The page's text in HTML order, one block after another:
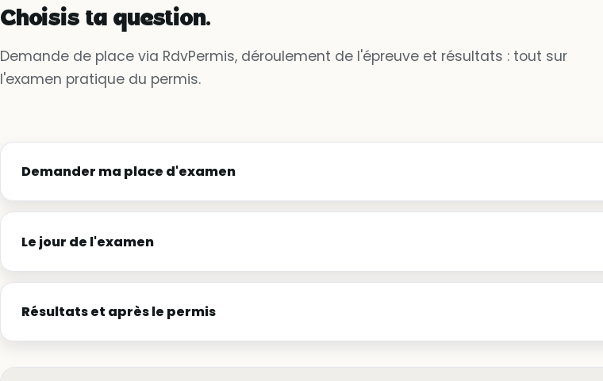
Choisis ta question.
Demande de place via RdvPermis, déroulement de l'épreuve et résultats : tout sur
l'examen pratique du permis.
Demander ma place d'examen
Le jour de l'examen
Résultats et après le permis